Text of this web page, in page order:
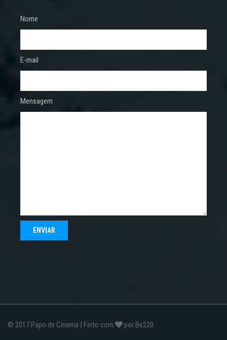
Nome
E-mail
Mensagem
© 2017 Papo de Cinema | Feito com por Be220